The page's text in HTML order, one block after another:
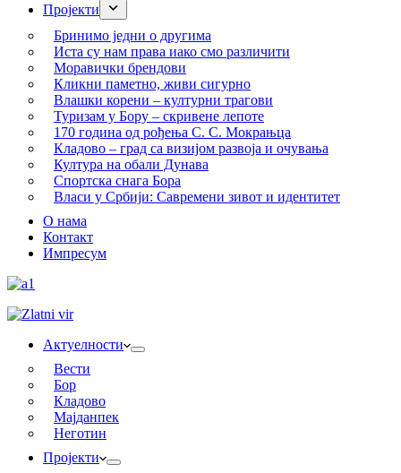
Пројекти
Бринимо једни о другима
Иста су нам права иако смо различити
Моравички брендови
Кликни паметно, живи сигурно
Влашки корени – културни трагови
Туризам у Бору – скривене лепоте
170 година од рођења С. С. Мокрањца
Кладово – град са визијом развоја и очувања
Култура на обали Дунава
Спортска снага Бора
Власи у Србији: Савремени зивот и идентитет
О нама
Контакт
Импресум
Актуелности
Вести
Бор
Кладово
Мајданпек
Неготин
Пројекти